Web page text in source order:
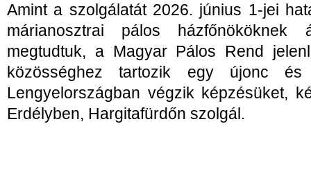
Amint a szolgálatát 2026. június 1-jei
márianosztrai pálos házfőnököknek
megtudtuk, a Magyar Pálos Rend
közösséghez tartozik egy újonc
Lengyelországban végzik képzésüket,
Erdélyben, Hargitafürdőn szolgál.